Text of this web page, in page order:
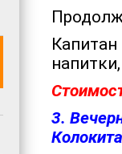
3.